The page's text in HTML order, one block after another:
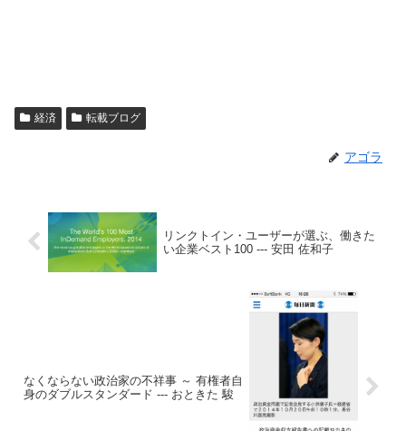
経済 転載ブログ
アゴラ
リンクトイン・ユーザーが選ぶ、働きた
い企業ベスト100 --- 安田 佐和子
なくならない政治家の不祥事 ～ 有権者自
身のダブルスタンダード --- おときた 駿